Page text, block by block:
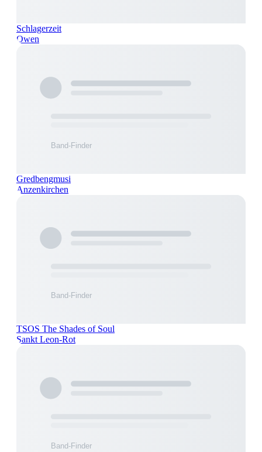
Schlagerzeit
Owen
Gredbengmusi
Anzenkirchen
TSOS The Shades of Soul
Sankt Leon-Rot